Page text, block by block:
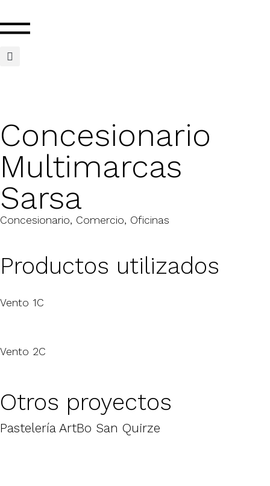
Concesionario
Multimarcas
Sarsa
Concesionario, Comercio, Oficinas
Productos utilizados
Vento 1C
Vento 2C
Otros proyectos
Pastelería ArtBo San Quirze